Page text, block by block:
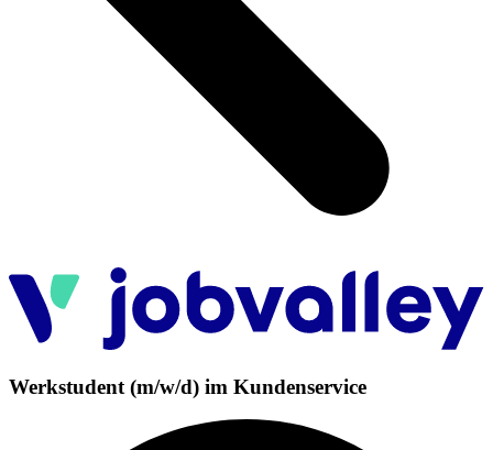
Werkstudent (m/w/d) im Kundenservice